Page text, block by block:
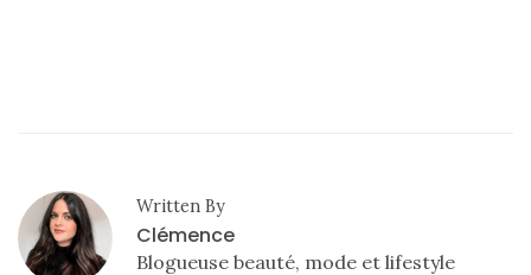
Written By
Clémence
Blogueuse beauté, mode et lifestyle